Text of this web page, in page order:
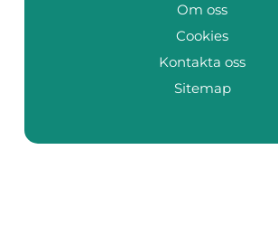
Om oss
Cookies
Kontakta oss
Sitemap